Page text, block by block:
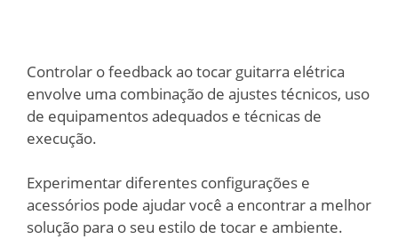
Controlar o feedback ao tocar guitarra elétrica
envolve uma combinação de ajustes técnicos, uso
de equipamentos adequados e técnicas de
execução.
Experimentar diferentes configurações e
acessórios pode ajudar você a encontrar a melhor
solução para o seu estilo de tocar e ambiente.